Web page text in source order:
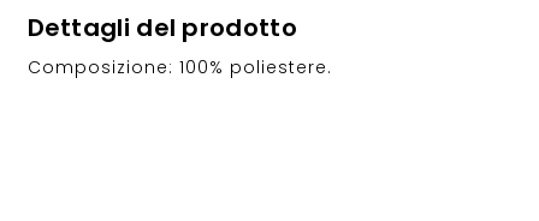
Dettagli del prodotto
Composizione: 100% poliestere.